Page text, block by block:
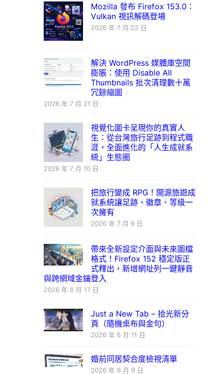
Mozilla 發布 Firefox 153.0：
Vulkan 視訊解碼登場
2026 年 7 月 22 日
解決 WordPress 媒體庫空間
膨脹：使用 Disable All
Thumbnails 批次清理數十萬
冗餘縮圖
2026 年 7 月 21 日
視覺化圖卡呈現你的真實人
生：從台灣旅行足跡到程式職
涯，全面進化的「人生成就系
統」生態圈
2026 年 7 月 10 日
把旅行變成 RPG！開源旅遊成
就系統讓足跡、徽章、等級一
次擁有
2026 年 7 月 9 日
帶來全新設定介面與未來圖檔
格式！Firefox 152 穩定版正
式釋出，新增網址列一鍵靜音
與跨網域金鑰登入
2026 年 6 月 17 日
Just a New Tab – 拾光新分
頁（隨機桌布與金句）
2026 年 6 月 11 日
婚前同居契合度檢視清單
2026 年 6 月 9 日